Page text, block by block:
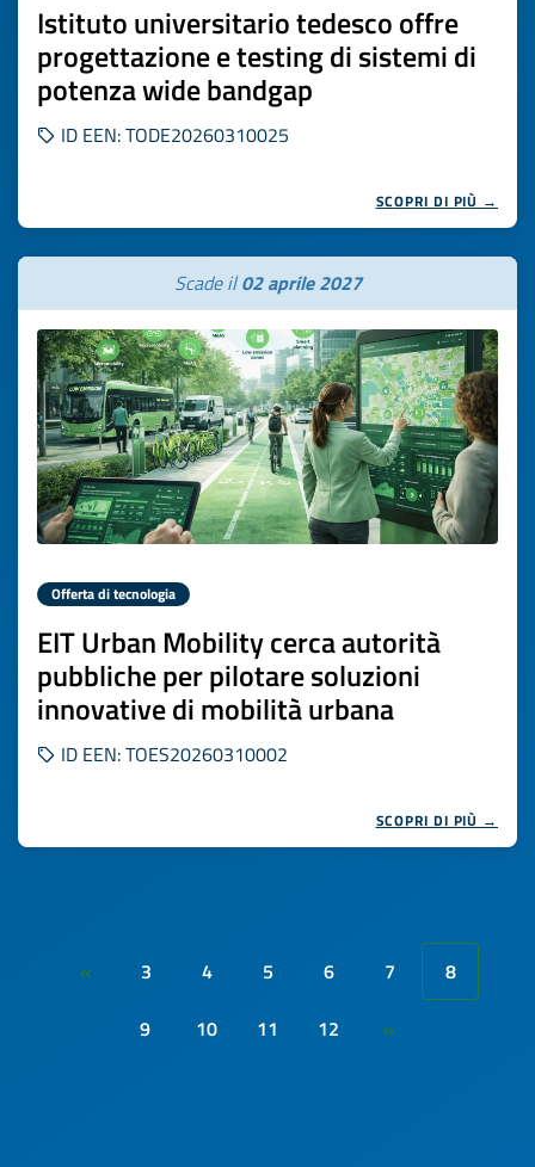
Istituto universitario tedesco offre
progettazione e testing di sistemi di
potenza wide bandgap
ID EEN: TODE20260310025
SCOPRI DI PIÙ →
Scade il02 aprile 2027
Offerta di tecnologia
EIT Urban Mobility cerca autorità
pubbliche per pilotare soluzioni
innovative di mobilità urbana
ID EEN: TOES20260310002
SCOPRI DI PIÙ →
« 3 4 5 6 7
8
9
10 11 12 »